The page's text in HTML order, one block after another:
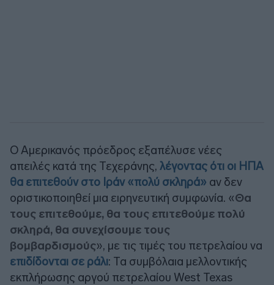
Ο Αμερικανός πρόεδρος εξαπέλυσε νέες
απειλές κατά της Τεχεράνης, λέγοντας ότι οι ΗΠΑ
θα επιτεθούν στο Ιράν «πολύ σκληρά» αν δεν
οριστικοποιηθεί μια ειρηνευτική συμφωνία. «Θα
τους επιτεθούμε, θα τους επιτεθούμε πολύ
σκληρά, θα συνεχίσουμε τους
βομβαρδισμούς», με τις τιμές του πετρελαίου να
επιδίδονται σε ράλι: Τα συμβόλαια μελλοντικής
εκπλήρωσης αργού πετρελαίου West Texas